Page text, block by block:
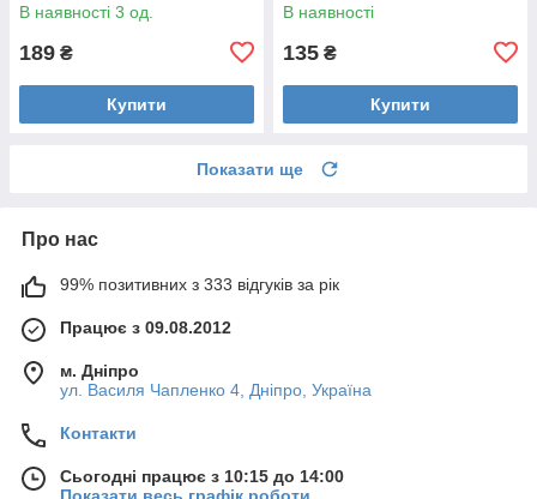
В наявності 3 од.
189 ₴
Купити
В наявності
135 ₴
Купити
Показати ще
Про нас
99% позитивних з 333 відгуків за рік
Працює з 09.08.2012
м. Дніпро
ул. Василя Чапленко 4, Дніпро, Україна
Контакти
Сьогодні працює з 10:15 до 14:00